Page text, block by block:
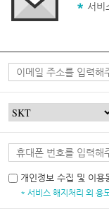
서비
개인정보 수집 및 이용
* 서비스 해지처리 외 용